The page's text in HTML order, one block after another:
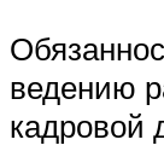
ведению
кадровой